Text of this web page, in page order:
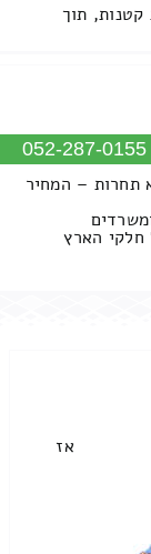
קטנות, תוך
052-287-0155
תחרות – המחיר
חלקי הארץ
אז